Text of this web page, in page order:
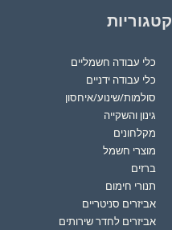
קטגוריות
כלי עבודה חשמליים
כלי עבודה ידניים
סולמות/שינוע/איחסון
גינון והשקייה
מקלחונים
מוצרי חשמל
ברזים
תנורי חימום
אביזרים סניטריים
אביזרים לחדר שירותים